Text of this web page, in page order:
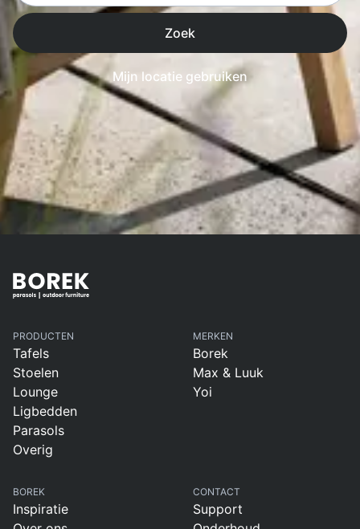
Zoek
Mijn locatie gebruiken
PRODUCTEN
Tafels
Stoelen
Lounge
Ligbedden
Parasols
Overig
MERKEN
Borek
Max & Luuk
Yoi
BOREK
Inspiratie
CONTACT
Support